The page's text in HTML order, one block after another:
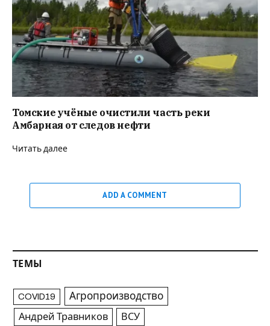
Томские учёные очистили часть реки
Амбарная от следов нефти
Читать далее
ADD A COMMENT
ТЕМЫ
COVID19 Агропроизводство
Андрей Травников ВСУ